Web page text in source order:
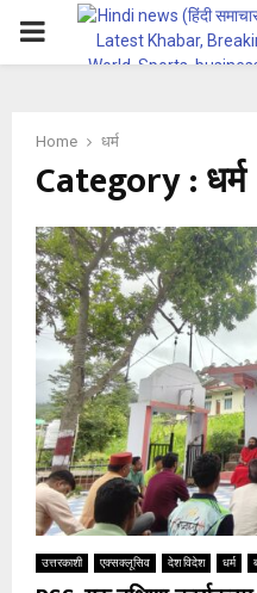
PRIMARY
Home धर्म
Category : धर्म
उत्तरकाशी एक्सक्लूसिव देश विदेश धर्म